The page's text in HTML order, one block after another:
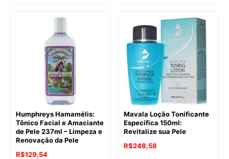
Humphreys Hamamélis:
Tônico Facial e Amaciante
de Pele 237ml – Limpeza e
Renovação da Pele
R$129,54
Mavala Loção Tonificante
Específica 150ml:
Revitalize sua Pele
R$248,58